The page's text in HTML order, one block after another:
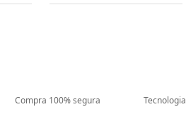
Compra 100% segura Tecnologia